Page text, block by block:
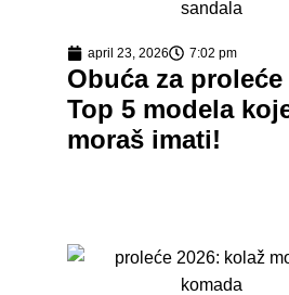
april 23, 2026 7:02 pm
Obuća za proleće
Top 5 modela
moraš imati!